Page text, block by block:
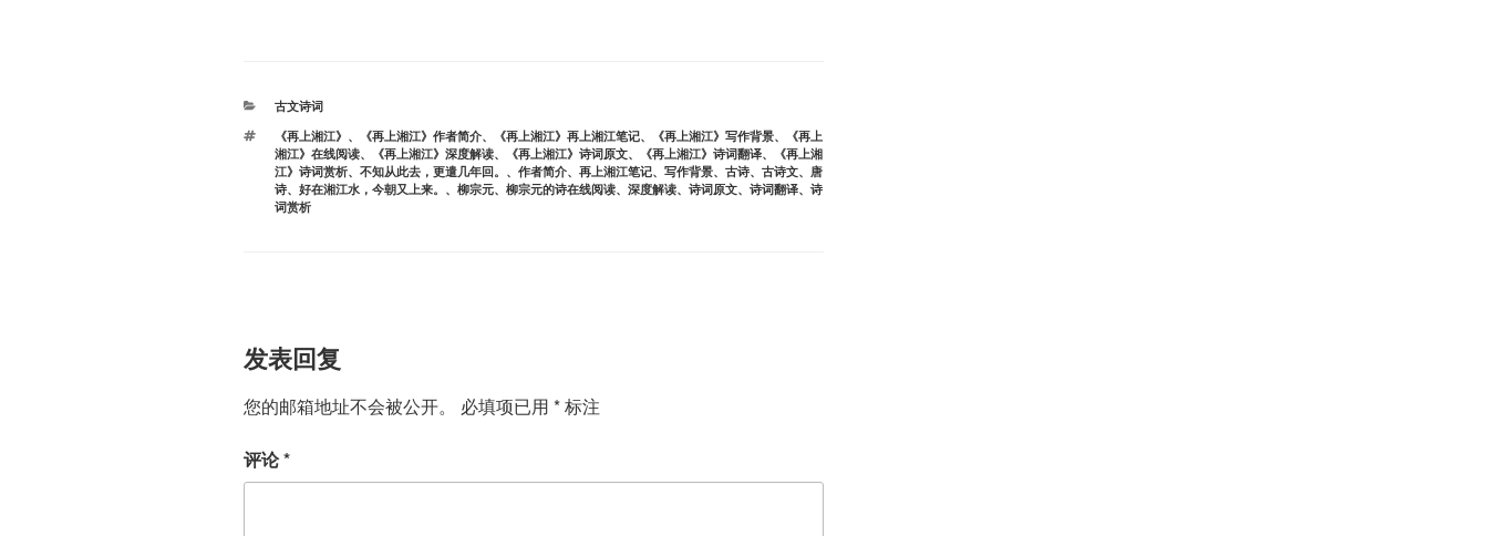
分
古文诗词
标
签
《再上湘江》 、 《再上湘江》作者简介、 《再上湘江》再上湘江笔记、 《再上湘江》写作背景、
《再上
湘江》在线阅读、 《再上湘江》深度解读、 《再上湘江》诗词原文、 《再上湘江》诗词翻译、
《再上湘
江》诗词赏析、 不知从此去，更遣几年回。 、 作者简介、 再上湘江笔记、 写作背景、 古诗、 古诗文、 唐
诗、 好在湘江水，今朝又上来。 、 柳宗元、 柳宗元的诗在线阅读、 深度解读、 诗词原文、 诗词翻译、 诗
词赏析
发表回复
您的邮箱地址不会被公开。 必填项已用 *标注
评论*